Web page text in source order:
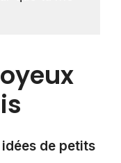
idées de petits